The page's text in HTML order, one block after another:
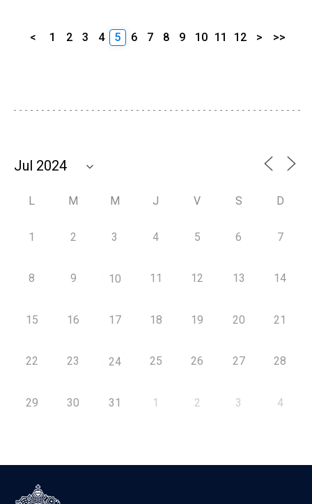
< 1 2 3 4 5 6 7 8 9 10 11 12 > >>
L M M J V S D
1 2 3 4 5 6 7
8 9 10 11 12 13 14
15 16 17 18 19 20 21
22 23 24 25 26 27 28
29 30 31 1 2 3 4